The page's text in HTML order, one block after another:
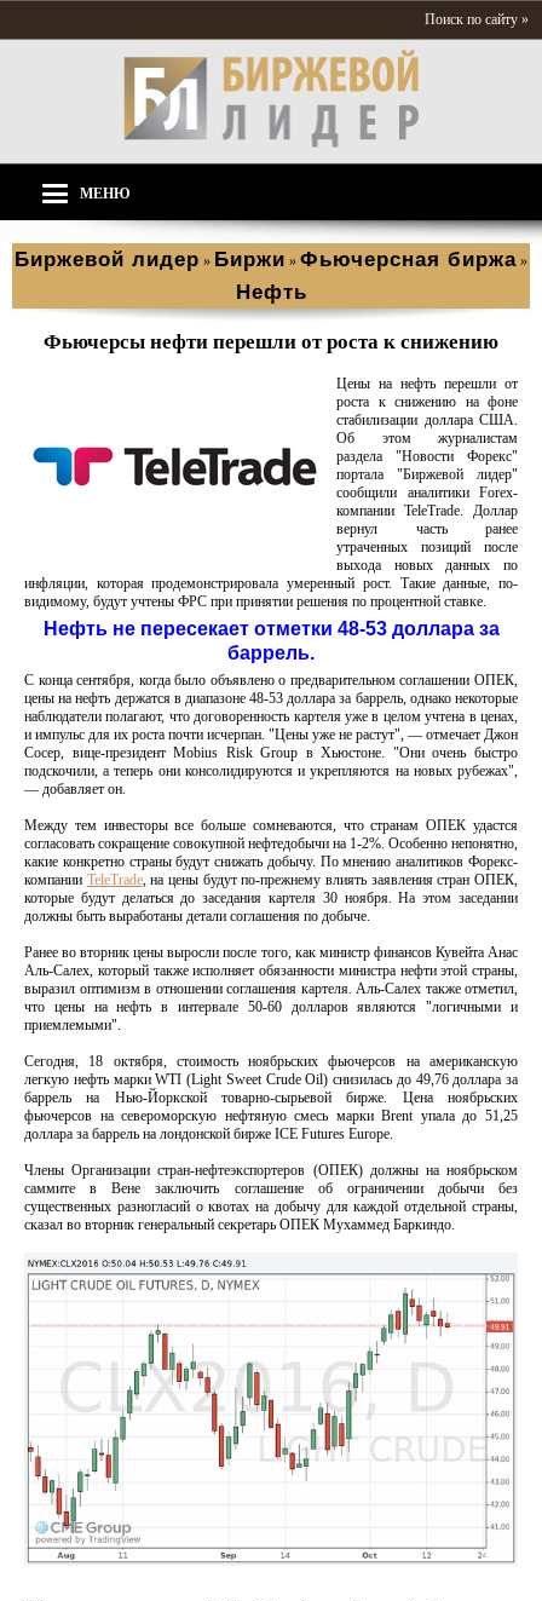
Поиск по сайту »
МЕНЮ
Биржевой лидер » Биржи » Фьючерсная биржа »
Нефть
Фьючерсы нефти перешли от роста к снижению
Цены на нефть перешли от
роста к снижению на фоне
стабилизации доллара США.
Об этом журналистам
раздела "Новости Форекс"
портала "Биржевой лидер"
сообщили аналитики Forex-
компании TeleTrade. Доллар
вернул часть ранее
утраченных позиций после
выхода новых данных по
инфляции, которая продемонстрировала умеренный рост. Такие данные, по-
видимому, будут учтены ФРС при принятии решения по процентной ставке.
Нефть не пересекает отметки 48-53 доллара за
баррель.
С конца сентября, когда было объявлено о предварительном соглашении ОПЕК,
цены на нефть держатся в диапазоне 48-53 доллара за баррель, однако некоторые
наблюдатели полагают, что договоренность картеля уже в целом учтена в ценах,
и импульс для их роста почти исчерпан. "Цены уже не растут", — отмечает Джон
Сосер, вице-президент Mobius Risk Group в Хьюстоне. "Они очень быстро
подскочили, а теперь они консолидируются и укрепляются на новых рубежах",
— добавляет он.
Между тем инвесторы все больше сомневаются, что странам ОПЕК удастся
согласовать сокращение совокупной нефтедобычи на 1-2%. Особенно непонятно,
какие конкретно страны будут снижать добычу. По мнению аналитиков Форекс-
компании TeleTrade, на цены будут по-прежнему влиять заявления стран ОПЕК,
которые будут делаться до заседания картеля 30 ноября. На этом заседании
должны быть выработаны детали соглашения по добыче.
Ранее во вторник цены выросли после того, как министр финансов Кувейта Анас
Аль-Салех, который также исполняет обязанности министра нефти этой страны,
выразил оптимизм в отношении соглашения картеля. Аль-Салех также отметил,
что цены на нефть в интервале 50-60 долларов являются "логичными и
приемлемыми".
Сегодня, 18 октября, стоимость ноябрьских фьючерсов на американскую
легкую нефть марки WTI (Light Sweet Crude Oil) снизилась до 49,76 доллара за
баррель на Нью-Йоркской товарно-сырьевой бирже. Цена ноябрьских
фьючерсов на североморскую нефтяную смесь марки Brent упала до 51,25
доллара за баррель на лондонской бирже ICE Futures Europe.
Члены Организации стран-нефтеэкспортеров (ОПЕК) должны на ноябрьском
саммите в Вене заключить соглашение об ограничении добычи без
существенных разногласий о квотах на добычу для каждой отдельной страны,
сказал во вторник генеральный секретарь ОПЕК Мухаммед Баркиндо.